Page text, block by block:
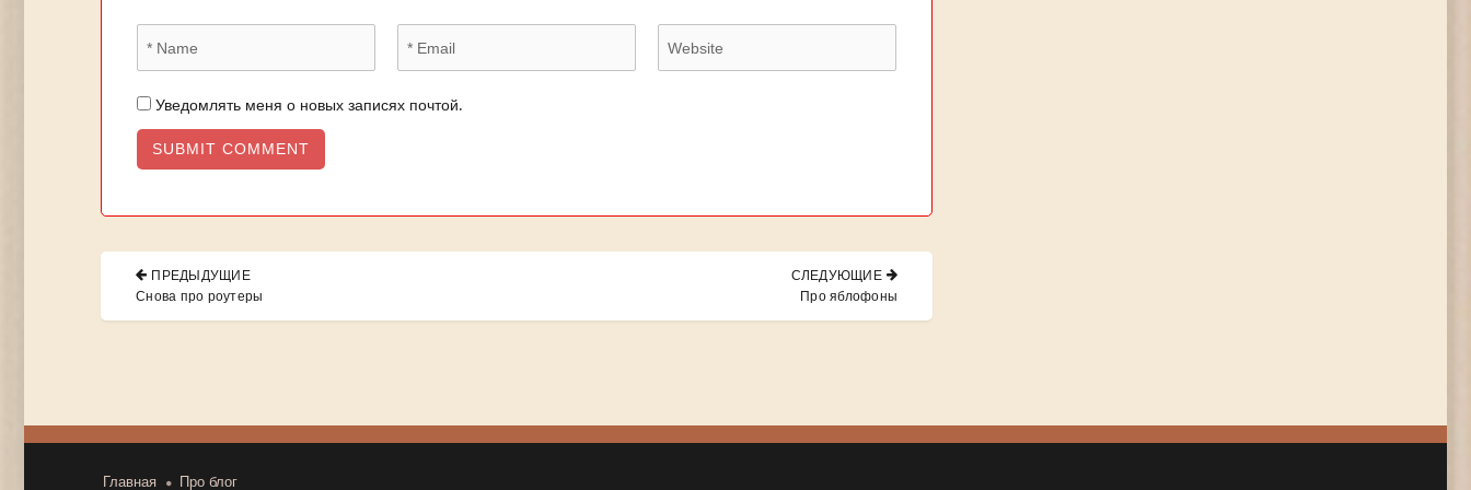
Уведомлять меня о новых записях почтой.
Навигация
по
записям
ПРЕДЫДУЩИЕ
PREVIOUS
Снова про роутеры
СЛЕДУЮЩИЕ
NEXT
POST:
Про яблофоны
Главная Про блог